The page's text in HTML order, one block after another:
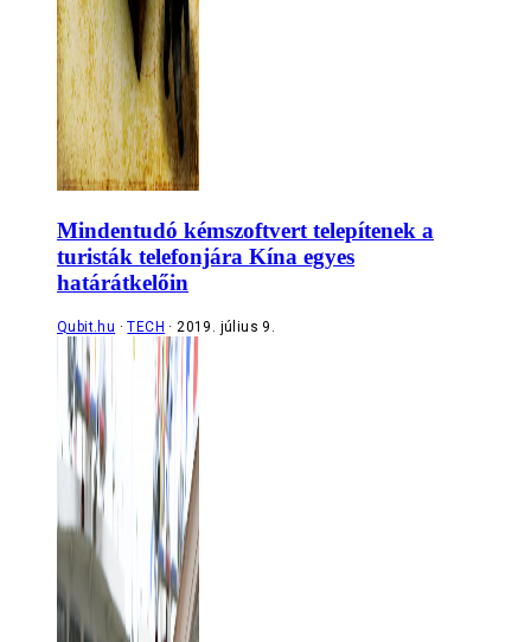
Mindentudó kémszoftvert telepítenek a
turisták telefonjára Kína egyes
határátkelőin
Qubit.hu TECH 2019. július 9.